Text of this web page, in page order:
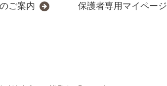
ご案内 保護者専用マイページ